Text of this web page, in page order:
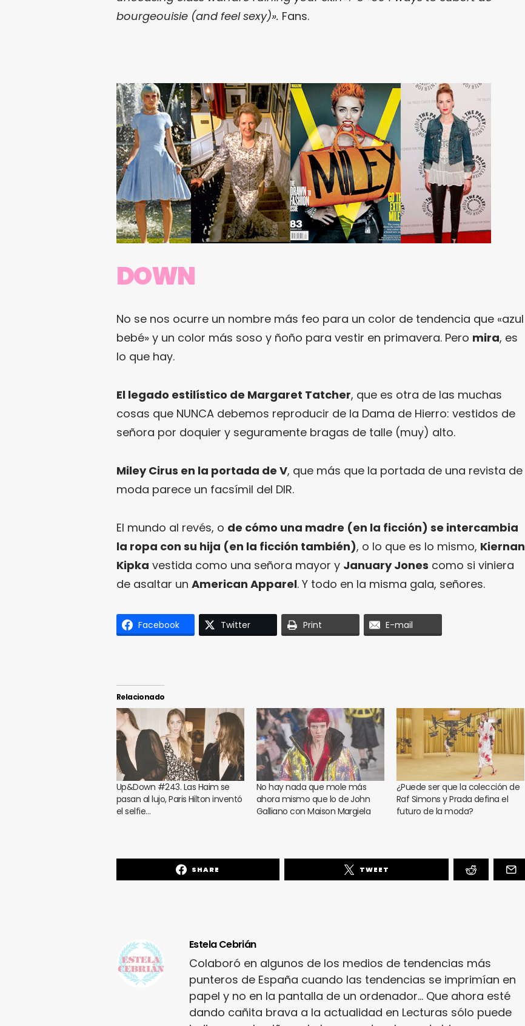
bourgeouisie (and feel sexy)». Fans.
DOWN
No se nos ocurre un nombre más feo para un color de tendencia que «azul
bebé» y un color más soso y ñoño para vestir en primavera. Pero mira, es
lo que hay.
El legado estilístico de Margaret Tatcher, que es otra de las muchas
cosas que NUNCA debemos reproducir de la Dama de Hierro: vestidos de
señora por doquier y seguramente bragas de talle (muy) alto.
Miley Cirus en la portada de V, que más que la portada de una revista de
moda parece un facsímil del DIR.
El mundo al revés, o de cómo una madre (en la ficción) se intercambia
la ropa con su hija (en la ficción también), o lo que es lo mismo, Kiernan
Kipka vestida como una señora mayor y January Jones como si viniera
de asaltar un American Apparel. Y todo en la misma gala, señores.
Facebook Twitter Print E-mail
Relacionado
Up&Down #243. Las Haim se
pasan al lujo, Paris Hilton inventó
el selfie…
No hay nada que mole más
ahora mismo que lo de John
Galliano con Maison Margiela
¿Puede ser que la colección de
Raf Simons y Prada defina el
futuro de la moda?
SHARE TWEET
Estela Cebrián
Colaboró en algunos de los medios de tendencias más
punteros de España cuando las tendencias se imprimían en
papel y no en la pantalla de un ordenador... Que ahora esté
dando cañita brava a la actualidad en Lecturas sólo puede